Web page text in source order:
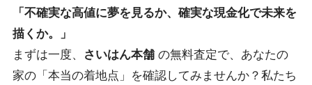
「不確実な高値に夢を見るか、確実な現金化で未来を
描くか。」
まずは一度、
さいはん本舗の無料査定で、あなたの
家の「本当の着地点」を確認してみませんか？私たち